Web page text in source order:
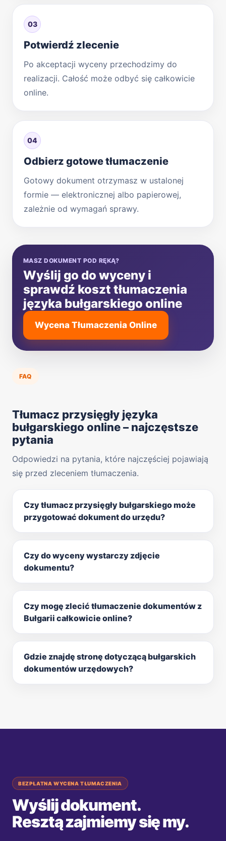
03
Potwierdź zlecenie
Po akceptacji wyceny przechodzimy do
realizacji. Całość może odbyć się całkowicie
online.
04
Odbierz gotowe tłumaczenie
Gotowy dokument otrzymasz w ustalonej
formie — elektronicznej albo papierowej,
zależnie od wymagań sprawy.
MASZ DOKUMENT POD RĘKĄ?
Wyślij go do wyceny i
sprawdź koszt tłumaczenia
języka bułgarskiego online
Wycena Tłumaczenia Online
FAQ
Tłumacz przysięgły języka
bułgarskiego online – najczęstsze
pytania
Odpowiedzi na pytania, które najczęściej pojawiają
się przed zleceniem tłumaczenia.
Czy tłumacz przysięgły bułgarskiego może
przygotować dokument do urzędu?
Czy do wyceny wystarczy zdjęcie
dokumentu?
Czy mogę zlecić tłumaczenie dokumentów z
Bułgarii całkowicie online?
Gdzie znajdę stronę dotyczącą bułgarskich
dokumentów urzędowych?
BEZPŁATNA WYCENA TŁUMACZENIA
Wyślij dokument.
Resztą zajmiemy się my.